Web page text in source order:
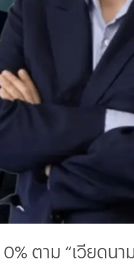
ตาม “เวียดน